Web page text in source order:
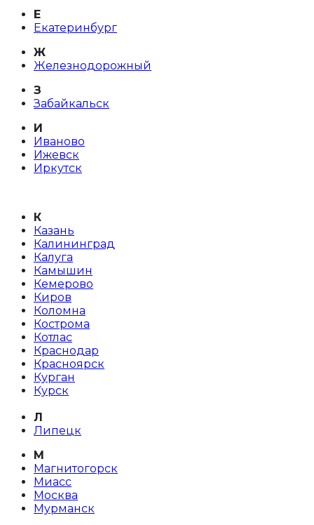
Е
Екатеринбург
Ж
Железнодорожный
З
Забайкальск
И
Иваново
Ижевск
Иркутск
К
Казань
Калининград
Калуга
Камышин
Кемерово
Киров
Коломна
Кострома
Котлас
Краснодар
Красноярск
Курган
Курск
Л
Липецк
М
Магнитогорск
Миасс
Москва
Мурманск